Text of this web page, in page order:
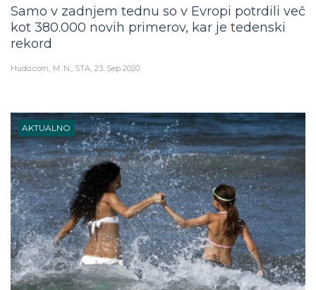
Samo v zadnjem tednu so v Evropi potrdili več
kot 380.000 novih primerov, kar je tedenski
rekord
Hudo.com M. N., STA 23. Sep 2020
AKTUALNO